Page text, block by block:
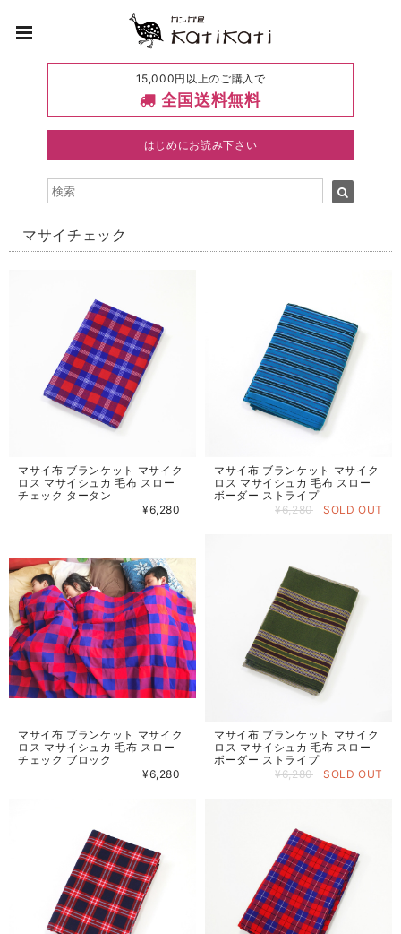
15,000円以上のご購入で
全国送料無料
はじめにお読み下さい
マサイチェック
マサイ布 ブランケット マサイク
ロス マサイシュカ 毛布 スロー
チェック タータン
¥6,280
マサイ布 ブランケット マサイク
ロス マサイシュカ 毛布 スロー
ボーダー ストライプ
¥6,280
SOLD OUT
マサイ布 ブランケット マサイク
ロス マサイシュカ 毛布 スロー
チェック ブロック
¥6,280
マサイ布 ブランケット マサイク
ロス マサイシュカ 毛布 スロー
ボーダー ストライプ
¥6,280
SOLD OUT